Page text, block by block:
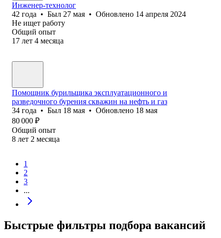
Инженер-технолог
42 года • Был 27 мая • Обновлено 14 апреля 2024
Не ищет работу
Общий опыт
17 лет 4 месяца
Помощник бурильщика эксплуатационного и
разведочного бурения скважин на нефть и газ
34 года • Был 18 мая • Обновлено 18 мая
80 000 ₽
Общий опыт
8 лет 2 месяца
1
2
3
...
Быстрые фильтры подбора вакансий